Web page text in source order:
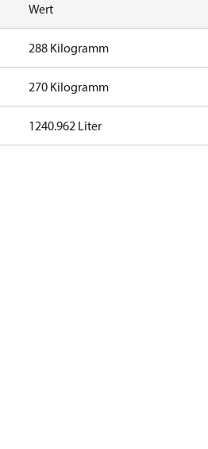
Wert
288 Kilogramm
270 Kilogramm
1240.962 Liter